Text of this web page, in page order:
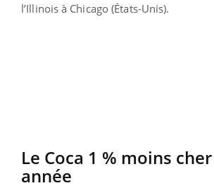
l’Illinois à Chicago (États-Unis).
Le Coca 1 % moins
année